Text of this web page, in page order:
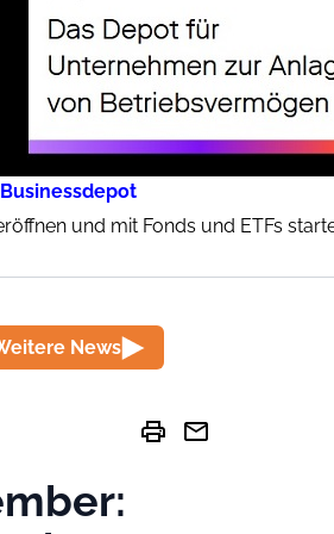
Businessdepot
und mit Fonds und ETFs
News
print mail